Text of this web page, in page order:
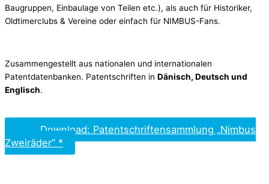
Baugruppen, Einbaulage von Teilen etc.), als auch für Historiker,
Oldtimerclubs & Vereine oder einfach für NIMBUS-Fans.
Zusammengestellt aus nationalen und internationalen
Patentdatenbanken. Patentschriften in Dänisch, Deutsch und
Englisch.
Download: Patentschriftensammlung „Nimbus
Zweiräder” *